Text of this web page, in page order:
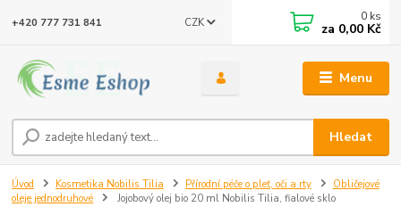
Menu
CZK
Hledat
+420 777 731 841 0 ks
za 0,00 Kč
Úvod Kosmetika Nobilis Tilia Přírodní péče o pleť, oči a rty
Obličejové
oleje jednodruhové
Jojobový olej bio 20 ml Nobilis Tilia, fialové sklo